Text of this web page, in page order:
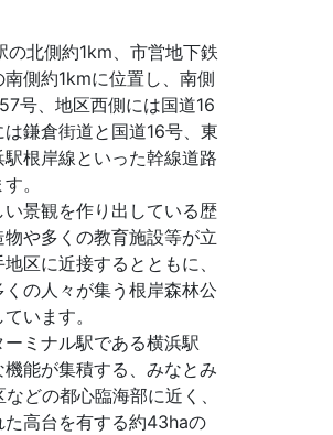
北側約1km、市営地下鉄
側約1kmに位置し、南側
号、地区西側には国道16
鎌倉街道と国道16号、東
根岸線といった幹線道路
。
景観を作り出している歴
物や多くの教育施設等が立
区に近接するとともに、
の人々が集う根岸森林公
います。
ミナル駅である横浜駅
能が集積する、みなとみ
などの都心臨海部に近く、
た高台を有する約43haの